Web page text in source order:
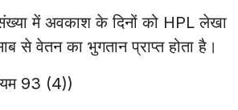
में अवकाश के दिनों को HPL लेखा
से वेतन का भुगतान प्राप्त होता है।
93 (4))